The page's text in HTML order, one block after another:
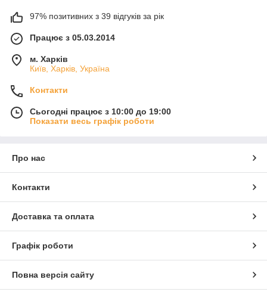
97% позитивних з 39 відгуків за рік
Працює з 05.03.2014
м. Харків
Київ, Харків, Україна
Контакти
Сьогодні працює з 10:00 до 19:00
Показати весь графік роботи
Про нас
Контакти
Доставка та оплата
Графік роботи
Повна версія сайту